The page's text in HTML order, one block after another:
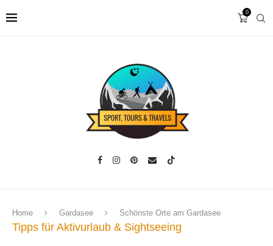
0
Home Gardasee Schönste Orte am Gardasee
Tipps für Aktivurlaub & Sightseeing